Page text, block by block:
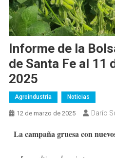
Informe de la
de Santa Fe al 11
2025
Agroindustria Noticias
12 de marzo de 2025 Darío
La campaña gruesa con